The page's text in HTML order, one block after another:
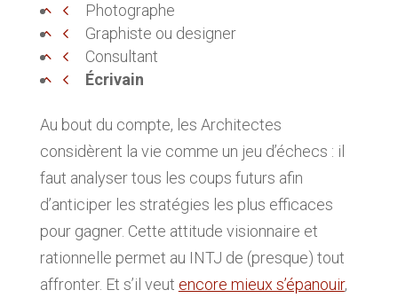
Photographe
Graphiste ou designer
Consultant
Écrivain
Au bout du compte, les Architectes
considèrent la vie comme un jeu d’échecs : il
faut analyser tous les coups futurs afin
d’anticiper les stratégies les plus efficaces
pour gagner. Cette attitude visionnaire et
rationnelle permet au INTJ de (presque) tout
affronter. Et s’il veut encore mieux s’épanouir,